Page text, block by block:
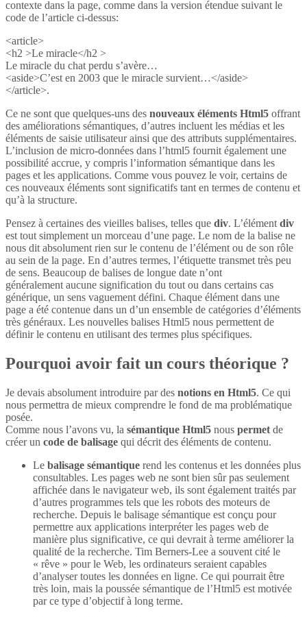
contexte dans la page, comme dans la version étendue suivant le
code de l’article ci-dessus:
<article>
<h2 >Le miracle</h2 >
Le miracle du chat perdu s’avère…
<aside>C’est en 2003 que le miracle survient…</aside>
</article>.
Ce ne sont que quelques-uns des nouveaux éléments Html5 offrant
des améliorations sémantiques, d’autres incluent les médias et les
éléments de saisie utilisateur ainsi que des attributs supplémentaires.
L’inclusion de micro-données dans l’html5 fournit également une
possibilité accrue, y compris l’information sémantique dans les
pages et les applications. Comme vous pouvez le voir, certains de
ces nouveaux éléments sont significatifs tant en termes de contenu et
qu’à la structure.
Pensez à certaines des vieilles balises, telles que div. L’élément div
est tout simplement un morceau d’une page. Le nom de la balise ne
nous dit absolument rien sur le contenu de l’élément ou de son rôle
au sein de la page. En d’autres termes, l’étiquette transmet très peu
de sens. Beaucoup de balises de longue date n’ont
généralement aucune signification du tout ou dans certains cas
générique, un sens vaguement défini. Chaque élément dans une
page a été contenue dans un d’un ensemble de catégories d’éléments
très généraux. Les nouvelles balises Html5 nous permettent de
définir le contenu en utilisant des termes plus spécifiques.
Pourquoi avoir fait un cours théorique ?
Je devais absolument introduire par des notions en Html5. Ce qui
nous permettra de mieux comprendre le fond de ma problématique
posée.
Comme nous l’avons vu, la sémantique Html5 nous permet de
créer un code de balisage qui décrit des éléments de contenu.
Le balisage sémantique rend les contenus et les données plus
consultables. Les pages web ne sont bien sûr pas seulement
affichée dans le navigateur web, ils sont également traités par
d’autres programmes tels que les robots des moteurs de
recherche. Depuis le balisage sémantique est conçu pour
permettre aux applications interpréter les pages web de
manière plus significative, ce qui devrait à terme améliorer la
qualité de la recherche. Tim Berners-Lee a souvent cité le
« rêve » pour le Web, les ordinateurs seraient capables
d’analyser toutes les données en ligne. Ce qui pourrait être
très loin, mais la poussée sémantique de l’Html5 est motivée
par ce type d’objectif à long terme.